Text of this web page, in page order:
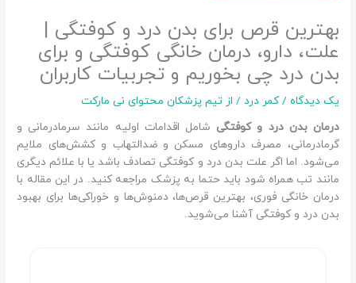
بهترین قرص برای بدن درد و کوفتگی |
علت، دارو، درمان خانگی کوفتگی و برای
بدن درد چی بخوریم و تجربیات کاربران
یک دیدگاه /کمر درد / از تیم پزشکان محتوای نی مارکت
درمان بدن درد و کوفتگی شامل اقدامات اولیه‌ مانند سرمادرمانی و
گرمادرمانی، مصرف داروهای مسکن و ضدالتهاب و کشش‌های ملایم
می‌شود. اما اگر علت بدن درد و کوفتگی تصادف باشد یا با علائم دیگری
مانند تب همراه شود باید حتما به پزشک مراجعه کنید. در این مقاله با
درمان خانگی فوری، بهترین قرص‌ها، دمنوش‌ها و خوراکی‌ها برای بهبود
بدن درد و کوفتگی آشنا می‌شوید.